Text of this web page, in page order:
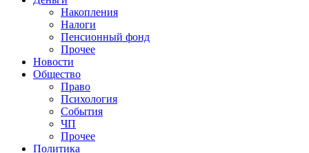
Накопления
Налоги
Пенсионный фонд
Прочее
Новости
Общество
Право
Психология
События
ЧП
Прочее
Политика